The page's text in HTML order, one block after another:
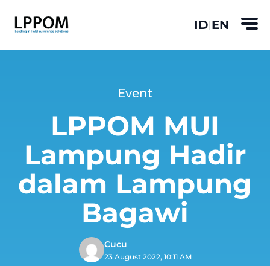
ID|EN
Event
LPPOM MUI
Lampung Hadir
dalam Lampung
Bagawi
Cucu
23 August 2022, 10:11 AM